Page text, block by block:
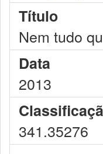
Título
Nem tudo
Data
2013
341.35276